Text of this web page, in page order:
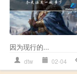
因为现行的...
dtw 02-04